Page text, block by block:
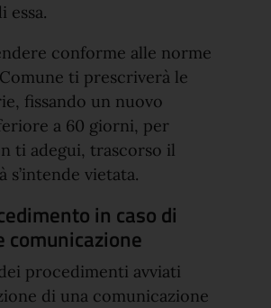
essa.
conforme alle norme
ti prescriverà le
fissando un nuovo
a 60 giorni, per
ti adegui, trascorso il
s’intende vietata.
in caso di
comunicazione
procedimenti avviati
di una comunicazione